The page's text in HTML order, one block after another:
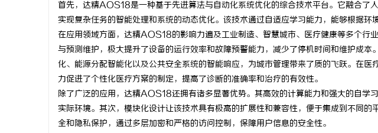
首先，达精AOS18是一种基于先进算法与自动化系统优化的综合技术平台。它融合了
实现复杂任务的智能处理和系统的动态优化。该技术通过自适应学习能力，能够根据环
在应用领域方面，达精AOS18的影响力遍及工业制造、智慧城市、医疗健康等多个行
与预测维护，极大提升了设备的运行效率和故障预警能力，减少了停机时间和维护成本
化、能源分配智能化以及公共安全系统的智能响应，为城市管理带来了质的飞跃。在
力促进了个性化医疗方案的制定，提高了诊断的准确率和治疗的有效性。
除了广泛的应用，达精AOS18还拥有诸多显著优势。其高效的计算能力和强大的自学
实际环境。其次，模块化设计让该技术具有极高的扩展性和兼容性，便于集成到不同
全和隐私保护，通过多层加密和严格的访问控制，保障用户信息的安全性。